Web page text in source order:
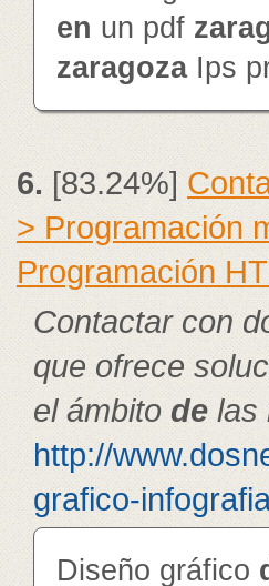
en un pdf
zaragozaIps
6.[83.24%]
> Programación
Programación
Contactar con
que ofrece
el ámbito de las
http://
grafico-
Diseño gráfico